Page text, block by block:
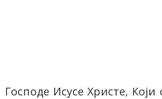
Господе Исусе Христе,